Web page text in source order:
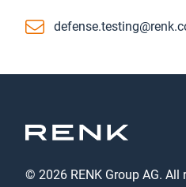
Email
© 2026 RENK Group AG. All